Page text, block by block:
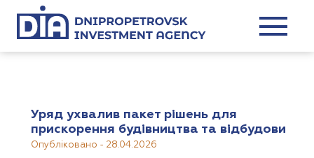
Уряд ухвалив пакет рішень для
прискорення будівництва та відбудови
Опубліковано - 28.04.2026